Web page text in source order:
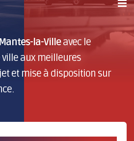
la-Villeavec le
aux meilleures
et mise à disposition sur